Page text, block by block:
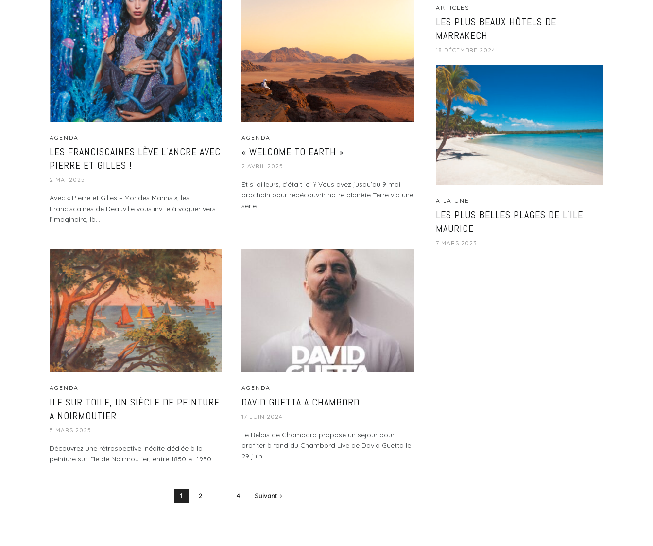
AGENDA
LES FRANCISCAINES LÈVE L’ANCRE AVEC
PIERRE ET GILLES !
2 MAI 2025
Avec « Pierre et Gilles – Mondes Marins », les
Franciscaines de Deauville vous invite à voguer vers
l’imaginaire, là...
AGENDA
« WELCOME TO EARTH »
2 AVRIL 2025
Et si ailleurs, c’était ici ? Vous avez jusqu’au 9 mai
prochain pour redécouvrir notre planète Terre via une
série...
AGENDA
ILE SUR TOILE, UN SIÈCLE DE PEINTURE
A NOIRMOUTIER
5 MARS 2025
Découvrez une rétrospective inédite dédiée à la
peinture sur l’île de Noirmoutier, entre 1850 et 1950.
AGENDA
DAVID GUETTA A CHAMBORD
17 JUIN 2024
Le Relais de Chambord propose un séjour pour
profiter à fond du Chambord Live de David Guetta le
29 juin...
1 2 … 4 Suivant
ARTICLES
LES PLUS BEAUX HÔTELS DE
MARRAKECH
18 DÉCEMBRE 2024
A LA UNE
LES PLUS BELLES PLAGES DE L’ILE
MAURICE
7 MARS 2023